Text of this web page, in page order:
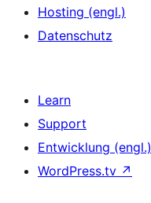
Hosting (engl.)
Datenschutz
Learn
Support
Entwicklung (engl.)
WordPress.tv ↗